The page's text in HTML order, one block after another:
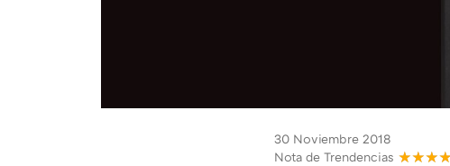
30 Noviembre 2018
Nota de Trendencias